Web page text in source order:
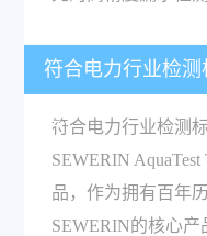
符合电力行业检
些？
符合电力行业检测
SEWERIN
品，作为拥有百年
SEWERIN的核心